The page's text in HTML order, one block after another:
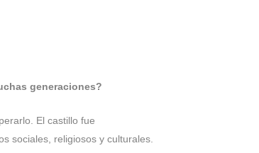
generaciones?
El castillo fue
sociales, religiosos y culturales.